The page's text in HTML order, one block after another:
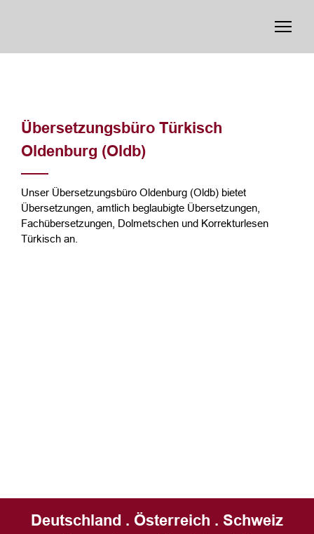
Übersetzungsbüro Türkisch
Oldenburg (Oldb)
Unser Übersetzungsbüro Oldenburg (Oldb) bietet
Übersetzungen, amtlich beglaubigte Übersetzungen,
Fachübersetzungen, Dolmetschen und Korrekturlesen
Türkisch an.
Deutschland . Österreich . Schweiz